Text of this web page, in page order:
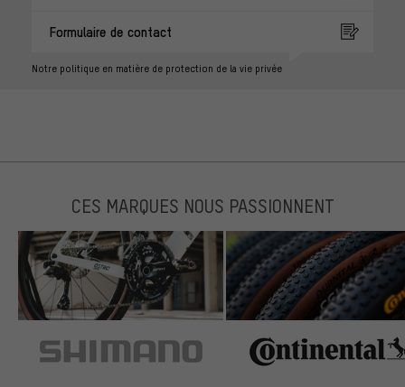
Formulaire de contact
Notre politique en matière de protection de la vie privée
CES MARQUES NOUS PASSIONNENT